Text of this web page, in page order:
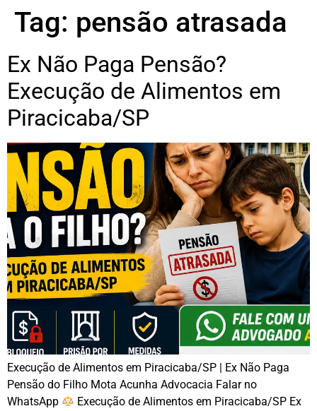
Tag: pensão atrasada
Ex Não Paga Pensão?
Execução de Alimentos em
Piracicaba/SP
Execução de Alimentos em Piracicaba/SP | Ex Não Paga
Pensão do Filho Mota Acunha Advocacia Falar no
WhatsApp
Execução de Alimentos em Piracicaba/SP Ex